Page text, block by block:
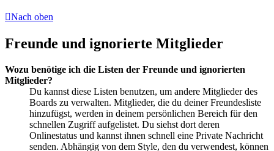
Nach oben
Freunde und ignorierte Mitglieder
Wozu benötige ich die Listen der Freunde und ignorierten
Mitglieder?
Du kannst diese Listen benutzen, um andere Mitglieder des
Boards zu verwalten. Mitglieder, die du deiner Freundesliste
hinzufügst, werden in deinem persönlichen Bereich für den
schnellen Zugriff aufgelistet. Du siehst dort deren
Onlinestatus und kannst ihnen schnell eine Private Nachricht
senden. Abhängig von dem Style, den du verwendest, können